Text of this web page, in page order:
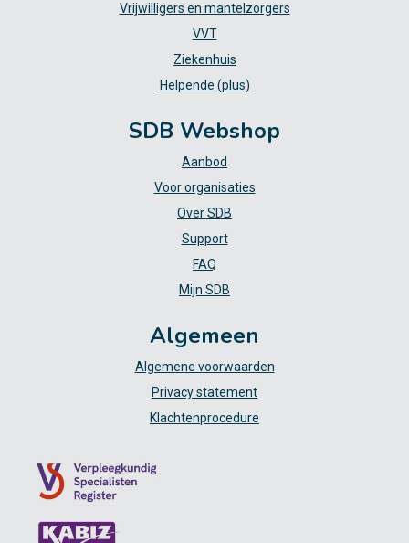
Vrijwilligers en mantelzorgers
VVT
Ziekenhuis
Helpende (plus)
SDB Webshop
Aanbod
Voor organisaties
Over SDB
Support
FAQ
Mijn SDB
Algemeen
Algemene voorwaarden
Privacy statement
Klachtenprocedure